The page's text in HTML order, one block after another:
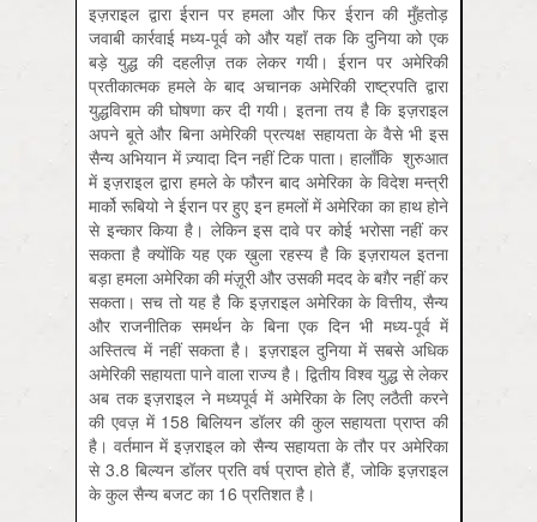
इज़राइल द्वारा ईरान पर हमला और फिर ईरान की मुँहतोड़
जवाबी कार्रवाई मध्य-पूर्व को और यहाँ तक कि दुनिया को एक
बड़े युद्ध की दहलीज़ तक लेकर गयी। ईरान पर अमेरिकी
प्रतीकात्मक हमले के बाद अचानक अमेरिकी राष्ट्रपति द्वारा
युद्धविराम की घोषणा कर दी गयी। इतना तय है कि इज़राइल
अपने बूते और बिना अमेरिकी प्रत्यक्ष सहायता के वैसे भी इस
सैन्य अभियान में ज़्यादा दिन नहीं टिक पाता। हालाँकि शुरुआत
में इज़राइल द्वारा हमले के फौरन बाद अमेरिका के विदेश मन्त्री
मार्को रूबियो ने ईरान पर हुए इन हमलों में अमेरिका का हाथ होने
से इन्कार किया है। लेकिन इस दावे पर कोई भरोसा नहीं कर
सकता है क्योंकि यह एक ख़ुला रहस्य है कि इज़रायल इतना
बड़ा हमला अमेरिका की मंज़ूरी और उसकी मदद के बग़ैर नहीं कर
सकता। सच तो यह है कि इज़राइल अमेरिका के वित्तीय, सैन्य
और राजनीतिक समर्थन के बिना एक दिन भी मध्य-पूर्व में
अस्तित्व में नहीं सकता है। इज़राइल दुनिया में सबसे अधिक
अमेरिकी सहायता पाने वाला राज्य है। द्वितीय विश्व युद्ध से लेकर
अब तक इज़राइल ने मध्यपूर्व में अमेरिका के लिए लठैती करने
की एवज़ में 158 बिलियन डॉलर की कुल सहायता प्राप्त की
है। वर्तमान में इज़राइल को सैन्य सहायता के तौर पर अमेरिका
से 3.8 बिल्यन डॉलर प्रति वर्ष प्राप्त होते हैं, जोकि इज़राइल
के कुल सैन्य बजट का 16 प्रतिशत है।